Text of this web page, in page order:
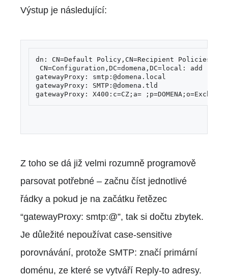
Výstup je následující:
dn: CN=Default Policy,CN=Recipient
CN=Configuration,DC=domena,DC=local: add
gatewayProxy: smtp:@domena.local
gatewayProxy: SMTP:@domena.tld
gatewayProxy: X400:c=CZ;a=
Z toho se dá již velmi rozumně programově
parsovat potřebné – začnu číst jednotlivé
řádky a pokud je na začátku řetězec
“gatewayProxy: smtp:@”, tak si dočtu zbytek.
Je důležité nepoužívat case-sensitive
porovnávání, protože SMTP: značí primární
doménu, ze které se vytváří Reply-to adresy.